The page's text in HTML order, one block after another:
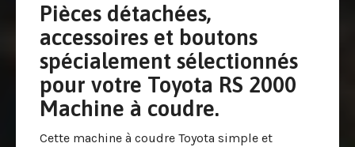
Pièces détachées,
accessoires et boutons
spécialement sélectionnés
pour votre Toyota RS 2000
Machine à coudre.
Cette machine à coudre Toyota simple et